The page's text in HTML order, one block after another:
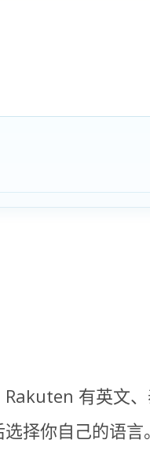
有英文、
择你自己的语言